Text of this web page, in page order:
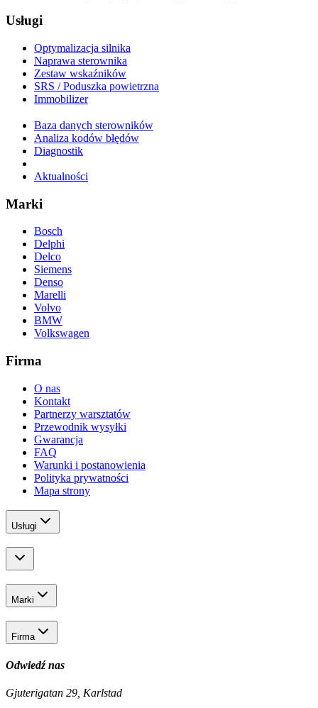
Usługi
Optymalizacja silnika
Naprawa sterownika
Zestaw wskaźników
SRS / Poduszka powietrzna
Immobilizer
Baza danych sterowników
Analiza kodów błędów
Diagnostik
Aktualności
Marki
Bosch
Delphi
Delco
Siemens
Denso
Marelli
Volvo
BMW
Volkswagen
Firma
O nas
Kontakt
Partnerzy warsztatów
Przewodnik wysyłki
Gwarancja
FAQ
Warunki i postanowienia
Polityka prywatności
Mapa strony
Usługi
Marki
Firma
Odwiedź nas
Gjuterigatan 29, Karlstad